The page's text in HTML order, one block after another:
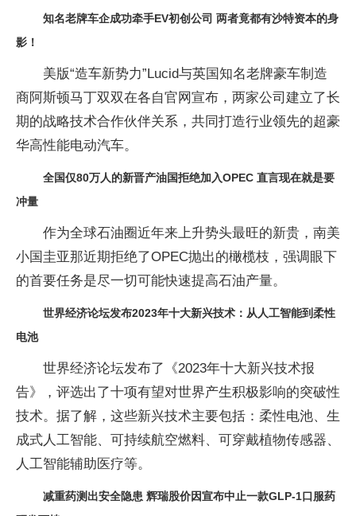
知名老牌车企成功牵手EV初创公司 两者竟都有沙特资本的身
影！
美版“造车新势力”Lucid与英国知名老牌豪车制造
商阿斯顿马丁双双在各自官网宣布，两家公司建立了长
期的战略技术合作伙伴关系，共同打造行业领先的超豪
华高性能电动汽车。
全国仅80万人的新晋产油国拒绝加入OPEC 直言现在就是要
冲量
作为全球石油圈近年来上升势头最旺的新贵，南美
小国圭亚那近期拒绝了OPEC抛出的橄榄枝，强调眼下
的首要任务是尽一切可能快速提高石油产量。
世界经济论坛发布2023年十大新兴技术：从人工智能到柔性
电池
世界经济论坛发布了《2023年十大新兴技术报
告》，评选出了十项有望对世界产生积极影响的突破性
技术。据了解，这些新兴技术主要包括：柔性电池、生
成式人工智能、可持续航空燃料、可穿戴植物传感器、
人工智能辅助医疗等。
减重药测出安全隐患 辉瑞股价因宣布中止一款GLP-1口服药